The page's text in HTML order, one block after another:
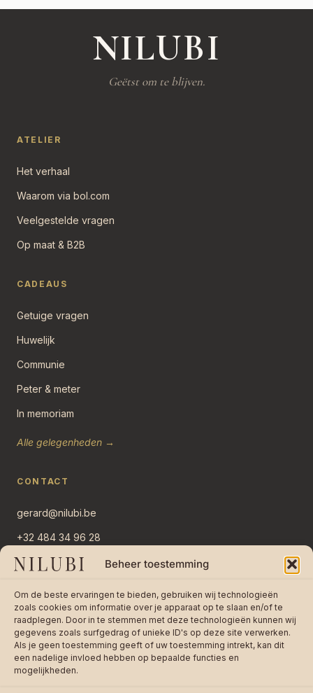
Beheer toestemming
Om de beste ervaringen te bieden, gebruiken wij technologieën
zoals cookies om informatie over je apparaat op te slaan en/of te
raadplegen. Door in te stemmen met deze technologieën kunnen wij
gegevens zoals surfgedrag of unieke ID's op deze site verwerken.
Als je geen toestemming geeft of uw toestemming intrekt, kan dit
een nadelige invloed hebben op bepaalde functies en
mogelijkheden.
NILUBI
Geëtst om te blijven.
ATELIER
Het verhaal
Waarom via bol.com
Veelgestelde vragen
Op maat & B2B
CADEAUS
Getuige vragen
Huwelijk
Communie
Peter & meter
In memoriam
Alle gelegenheden →
CONTACT
gerard@nilubi.be
+32 484 34 96 28
Overlaar 11
2382 Ravels, België
Stuur bericht →